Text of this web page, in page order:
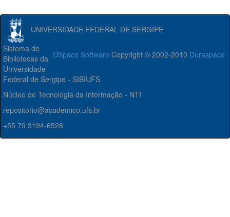
UNIVERSIDADE FEDERAL DE SERGIPE
DSpace Software Copyright © 2002-2010 Duraspace
Sistema de
Bibliotecas da
Universidade
Federal de Sergipe - SIBIUFS
Núcleo de Tecnologia da Informação - NTI
repositorio@academico.ufs.br
+55 79 3194-6528